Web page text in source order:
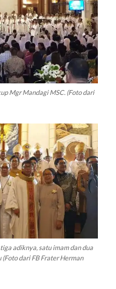
Mgr Mandagi MSC. (Foto dari
adiknya, satu imam dan dua
dari FB Frater Herman